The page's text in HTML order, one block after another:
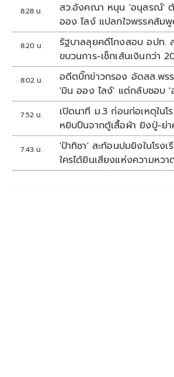
8:28 น.
สว.อังคณา หนุน 'อนุสรณ์'
ออง ไลง์ แปลกใจพรรคส้ม
มนุษยชนแต่กลับเงียบ
8:20 น.
รัฐบาลลุยคดีโกงสอบ อปท.
ขบวนการ-เช็กเส้นเงินกว่า
8:02 น.
อดีตบิ๊กข่าวกรอง อัดสส.พร
'มิน ออง ไลง์' แต่กลับชอบ '
7:52 น.
เปิดนาที ม.3 ก่อนก่อเหตุในโ
หยิบปืนจากตู้เสื้อผ้า ยิงปู่-ย่า
7:43 น.
'ป้าทิชา' สะท้อนปมยิงในโรงเ
ใครได้ยินเสียงแห่งความหว
เขา'